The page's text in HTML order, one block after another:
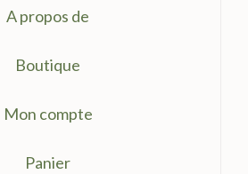
A propos de
Boutique
Mon compte
Panier